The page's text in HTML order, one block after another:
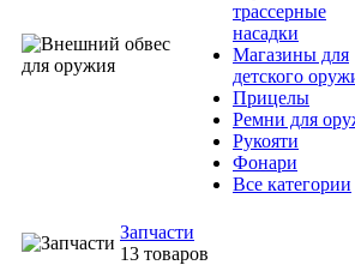
трассерные
насадки
Магазины для
детского
Прицелы
Ремни для
Рукояти
Фонари
Все категории
Запчасти
13 товаров